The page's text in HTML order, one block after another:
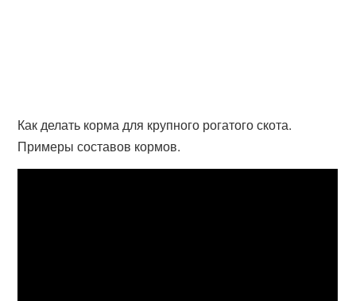
Как делать корма для крупного рогатого скота.
Примеры составов кормов.